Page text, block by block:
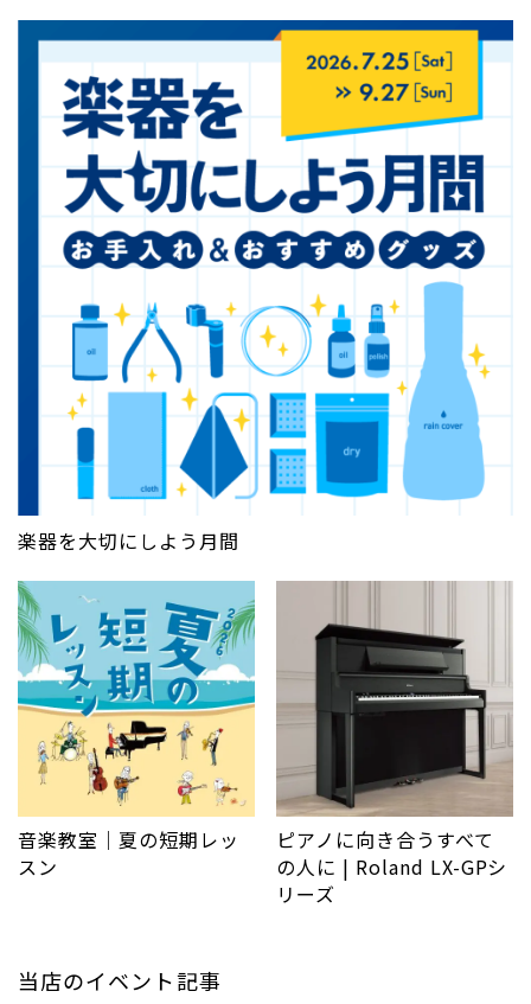
楽器を大切にしよう月間
音楽教室｜夏の短期レッ
スン
ピアノに向き合うすべて
の人に | Roland LX-GPシ
リーズ
当店のイベント記事